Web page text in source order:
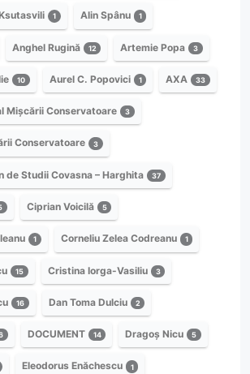
1 Alin Spânu 1
Anghel Rugină 12 Artemie Popa 3
10 Aurel C. Popovici 1 AXA 33
Mișcării Conservatoare 3
Conservatoare 3
de Studii Covasna – Harghita 37
Ciprian Voicilă 5
1 Corneliu Zelea Codreanu 1
15 Cristina Iorga-Vasiliu 3
16 Dan Toma Dulciu 2
DOCUMENT 14 Dragoș Nicu 5
Eleodorus Enăchescu 1